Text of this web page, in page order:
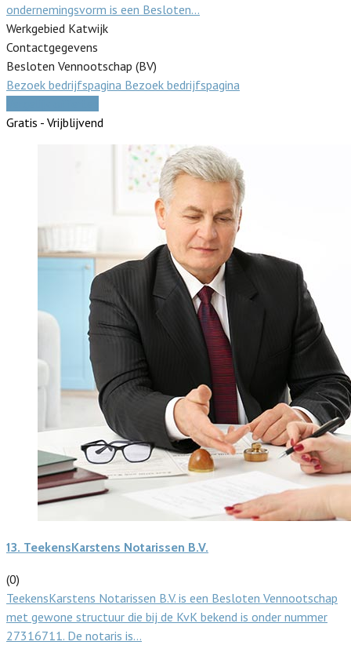
ondernemingsvorm is een Besloten…
Werkgebied Katwijk
Contactgegevens
Besloten Vennootschap (BV)
Bezoek bedrijfspagina Bezoek bedrijfspagina
Gratis - Vrijblijvend
13. TeekensKarstens Notarissen B.V.
(0)
TeekensKarstens Notarissen B.V. is een Besloten Vennootschap
met gewone structuur die bij de KvK bekend is onder nummer
27316711. De notaris is…